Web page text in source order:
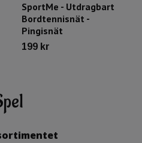
SportMe - Utdragbart
Bordtennisnät -
Pingisnät
199 kr